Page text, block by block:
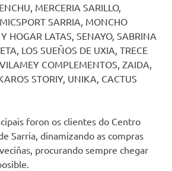
MERCERIA SARILLO,
SARRIA, MONCHO
HOGAR LATAS, SENAYO, SABRINA
LOS SUEÑOS DE UXIA, TRECE
COMPLEMENTOS, ZAIDA,
STORIY, UNIKA, CACTUS
foron os clientes do Centro
Sarria, dinamizando as compras
procurando sempre chegar